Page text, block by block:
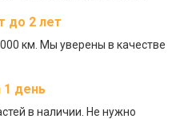
до 2 лет
км. Мы уверены в качестве
1 день
в наличии. Не нужно